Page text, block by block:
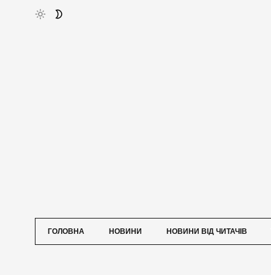
ГОЛОВНА НОВИНИ НОВИНИ ВІД ЧИТАЧІВ